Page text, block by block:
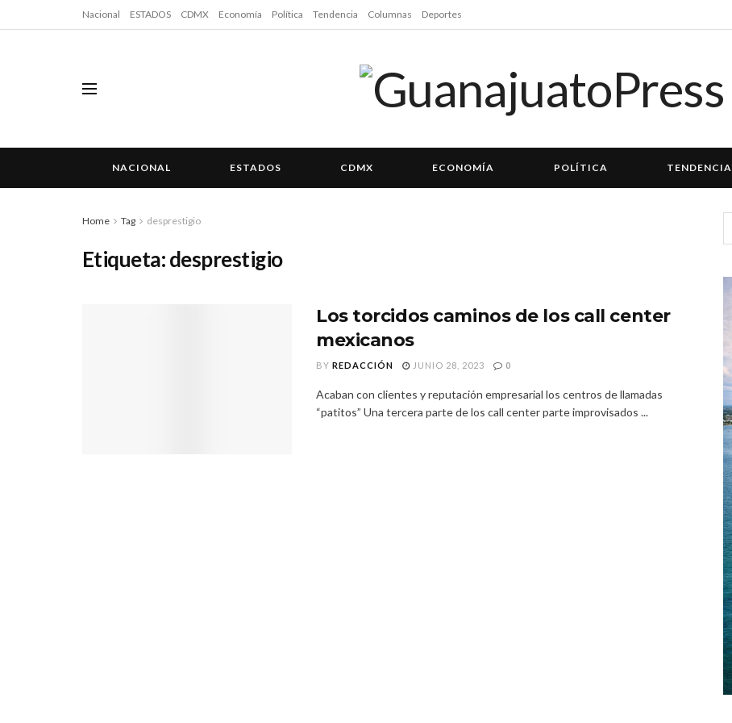
Nacional ESTADOS CDMX Economía Política Tendencia Columnas Deportes
NACIONAL ESTADOS CDMX ECONOMÍA POLÍTICA TENDENCIA
Home Tag desprestigio
Etiqueta:desprestigio
Los torcidos caminos de los call center
mexicanos
BY REDACCIÓN JUNIO 28, 2023 0
Acaban con clientes y reputación empresarial los centros de llamadas
“patitos” Una tercera parte de los call center parte improvisados ...